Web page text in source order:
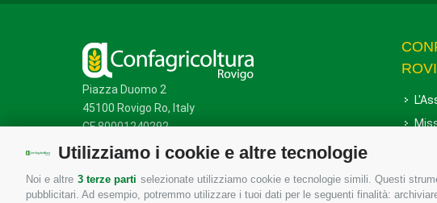
Utilizziamo i cookie e altre tecnologie
Noi e altre 3 terze parti selezionate utilizziamo cookie e tecnologie simili. Questi
pubblicitari. Ad esempio, potremmo utilizzare i tuoi dati per le seguenti finalità:
Piazza Duomo 2
45100 Rovigo Ro, Italy
CF 80001240292
Mappa del sito/Privacy Policy /Cookie Policy